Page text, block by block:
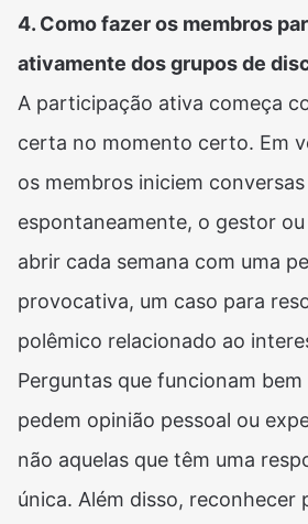
4. Como fazer os membros
ativamente dos grupos de
A participação ativa começa
certa no momento certo. Em
os membros iniciem conversas
espontaneamente, o gestor
abrir cada semana com uma
provocativa, um caso para
polêmico relacionado ao
Perguntas que funcionam bem
pedem opinião pessoal ou
não aquelas que têm uma
única. Além disso, reconhecer